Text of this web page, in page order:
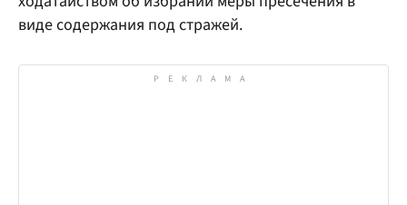
виде содержания под стражей.